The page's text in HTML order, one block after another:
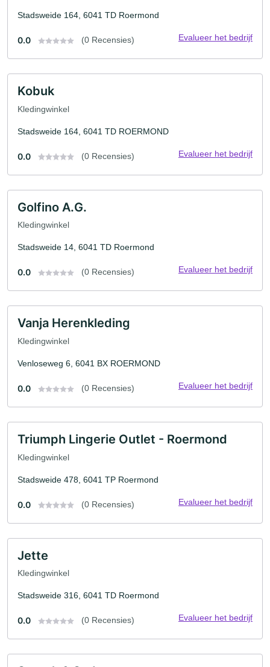
Stadsweide 164, 6041 TD Roermond
0.0 (0 Recensies) Evalueer het bedrijf
Kobuk
Kledingwinkel
Stadsweide 164, 6041 TD ROERMOND
0.0 (0 Recensies) Evalueer het bedrijf
Golfino A.G.
Kledingwinkel
Stadsweide 14, 6041 TD Roermond
0.0 (0 Recensies) Evalueer het bedrijf
Vanja Herenkleding
Kledingwinkel
Venloseweg 6, 6041 BX ROERMOND
0.0 (0 Recensies) Evalueer het bedrijf
Triumph Lingerie Outlet - Roermond
Kledingwinkel
Stadsweide 478, 6041 TP Roermond
0.0 (0 Recensies) Evalueer het bedrijf
Jette
Kledingwinkel
Stadsweide 316, 6041 TD Roermond
0.0 (0 Recensies) Evalueer het bedrijf